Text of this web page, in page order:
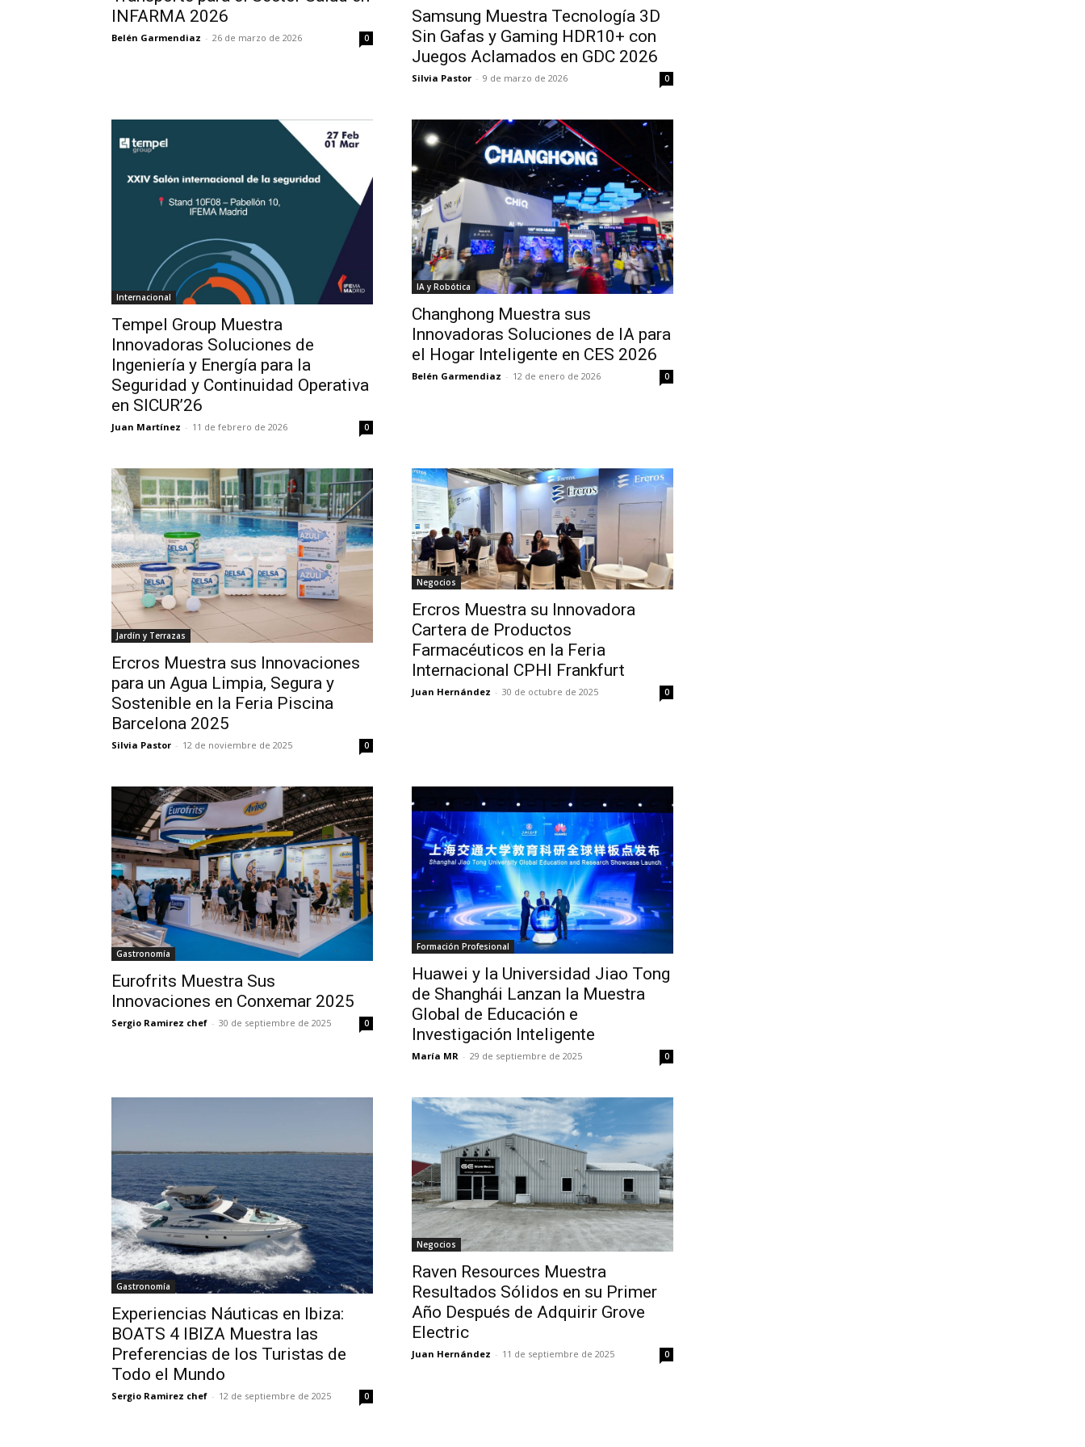
INFARMA 2026
Belén Garmendiaz - 26 de marzo de 2026 0
Samsung Muestra Tecnología 3D
Sin Gafas y Gaming HDR10+ con
Juegos Aclamados en GDC 2026
Silvia Pastor - 9 de marzo de 2026 0
Internacional
Tempel Group Muestra
Innovadoras Soluciones de
Ingeniería y Energía para la
Seguridad y Continuidad Operativa
en SICUR’26
Juan Martínez - 11 de febrero de 2026 0
IA y Robótica
Changhong Muestra sus
Innovadoras Soluciones de IA para
el Hogar Inteligente en CES 2026
Belén Garmendiaz - 12 de enero de 2026 0
Jardín y Terrazas
Ercros Muestra sus Innovaciones
para un Agua Limpia, Segura y
Sostenible en la Feria Piscina
Barcelona 2025
Silvia Pastor - 12 de noviembre de 2025 0
Negocios
Ercros Muestra su Innovadora
Cartera de Productos
Farmacéuticos en la Feria
Internacional CPHI Frankfurt
Juan Hernández - 30 de octubre de 2025 0
Gastronomía
Eurofrits Muestra Sus
Innovaciones en Conxemar 2025
Sergio Ramirez chef - 30 de septiembre de 2025 0
Formación Profesional
Huawei y la Universidad Jiao Tong
de Shanghái Lanzan la Muestra
Global de Educación e
Investigación Inteligente
María MR - 29 de septiembre de 2025 0
Gastronomía
Experiencias Náuticas en Ibiza:
BOATS 4 IBIZA Muestra las
Preferencias de los Turistas de
Todo el Mundo
Sergio Ramirez chef - 12 de septiembre de 2025 0
Negocios
Raven Resources Muestra
Resultados Sólidos en su Primer
Año Después de Adquirir Grove
Electric
Juan Hernández - 11 de septiembre de 2025 0